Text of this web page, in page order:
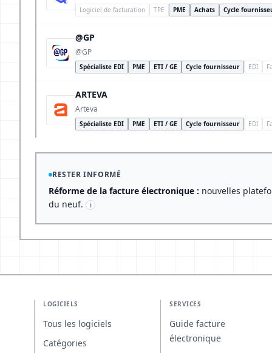
Logiciel de facturation TPE PME Achats Cycle
@GP
@GP
Spécialiste EDI PME ETI / GE Cycle fournisseur EDI
ARTEVA
Arteva
Spécialiste EDI PME ETI / GE Cycle fournisseur EDI
RESTER INFORMÉ
Réforme de la facture électronique : nouvelles
du neuf.
i
LOGICIELS
Tous les logiciels
Catégories
SERVICES
Guide facture
électronique